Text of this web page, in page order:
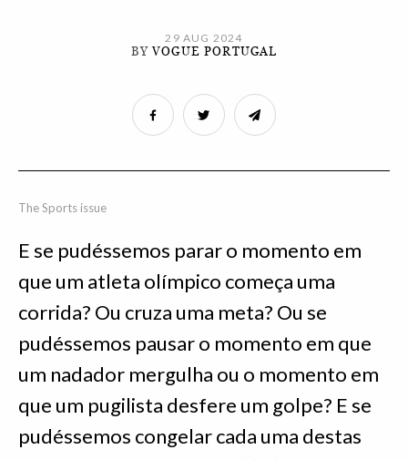
29 AUG 2024
BYVOGUE PORTUGAL
The Sports issue
E se pudéssemos parar o momento em
que um atleta olímpico começa uma
corrida? Ou cruza uma meta? Ou se
pudéssemos pausar o momento em que
um nadador mergulha ou o momento em
que um pugilista desfere um golpe? E se
pudéssemos congelar cada uma destas